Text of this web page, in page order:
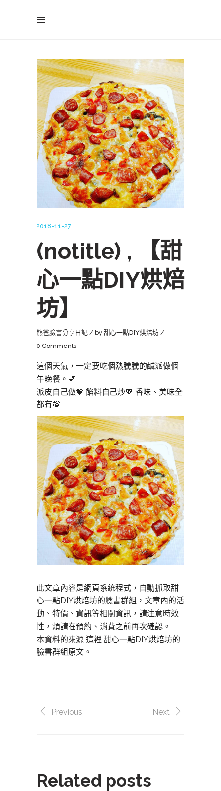
2018-11-27
(notitle) , 【甜
心一點DIY烘焙
坊】
熊爸臉書分享日記 by 甜心一點DIY烘焙坊
0 Comments
這個天氣，一定要吃個熱騰騰的鹹派做個
午晚餐。💕
派皮自己做💖 餡料自己炒💖 香味、美味全
都有💯
此文章內容是網頁系統程式，自動抓取甜
心一點DIY烘焙坊的臉書群組，文章內的活
動、特價、資訊等相關資訊，請注意時效
性，煩請在預約、消費之前再次確認。
本資料的來源 這裡 甜心一點DIY烘焙坊的
臉書群組原文。
Previous Next
Related posts